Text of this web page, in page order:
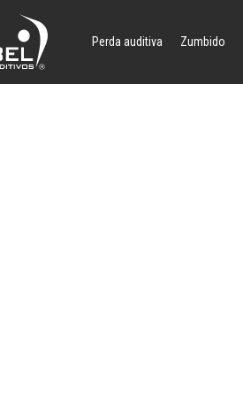
Perda auditiva Zumbido